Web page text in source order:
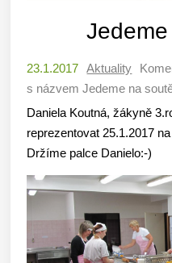
23.1.2017 Aktuality
s názvem Jedeme na
Daniela Koutná, žákyně
reprezentovat 25.1.2017
Držíme palce Danielo:-)